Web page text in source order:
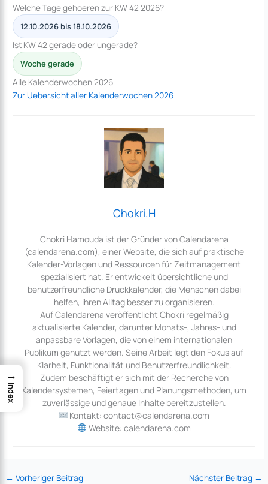
Welche Tage gehoeren zur KW 42 2026?
12.10.2026 bis 18.10.2026
Ist KW 42 gerade oder ungerade?
Woche gerade
Alle Kalenderwochen 2026
Zur Uebersicht aller Kalenderwochen 2026
Chokri.H
Chokri Hamouda ist der Gründer von Calendarena
(calendarena.com), einer Website, die sich auf praktische
Kalender-Vorlagen und Ressourcen für Zeitmanagement
spezialisiert hat. Er entwickelt übersichtliche und
benutzerfreundliche Druckkalender, die Menschen dabei
helfen, ihren Alltag besser zu organisieren.
Auf Calendarena veröffentlicht Chokri regelmäßig
aktualisierte Kalender, darunter Monats-, Jahres- und
anpassbare Vorlagen, die von einem internationalen
Publikum genutzt werden. Seine Arbeit legt den Fokus auf
Klarheit, Funktionalität und Benutzerfreundlichkeit.
Zudem beschäftigt er sich mit der Recherche von
Kalendersystemen, Feiertagen und Planungsmethoden, um
zuverlässige und genaue Inhalte bereitzustellen.
Kontakt: contact@calendarena.com
Website: calendarena.com
← Vorheriger Beitrag Nächster Beitrag →
→
Index